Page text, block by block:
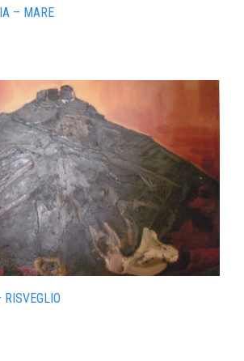
– MARE